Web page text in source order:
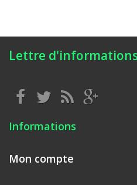
Lettre
Informations
Mon compte